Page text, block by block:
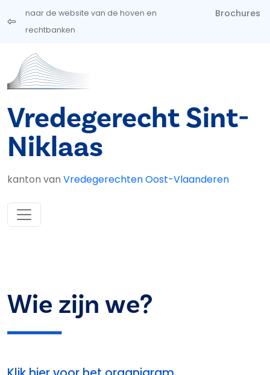
Overslaan en naar de inhoud gaan
naar de website van de hoven en
rechtbanken
Brochures
Vredegerecht Sint-
Niklaas
kanton van Vredegerechten Oost-Vlaanderen
Wie zijn we?